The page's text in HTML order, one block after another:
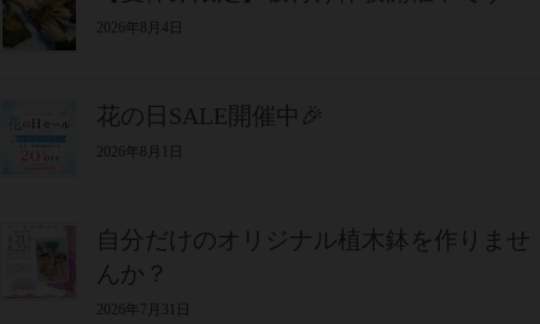
2026年8月4日
花の日SALE開催中🎉
2026年8月1日
自分だけのオリジナル植木鉢を作りませ
んか？
2026年7月31日